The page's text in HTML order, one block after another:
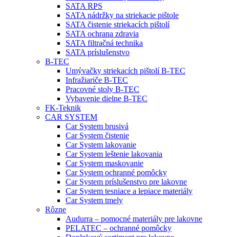
SATA RPS
SATA nádržky na striekacie pištole
SATA čistenie striekacích pištolí
SATA ochrana zdravia
SATA filtračná technika
SATA príslušenstvo
B-TEC
Umývačky striekacích pištolí B-TEC
Infražiariče B-TEC
Pracovné stoly B-TEC
Vybavenie dielne B-TEC
FK-Teknik
CAR SYSTEM
Car System brusivá
Car System čistenie
Car System lakovanie
Car System leštenie lakovania
Car System maskovanie
Car System ochranné pomôcky
Car System príslušenstvo pre lakovne
Car System tesniace a lepiace materiály
Car System tmely
Rôzne
Audurra – pomocné materiály pre lakovne
PELATEC – ochranné pomôcky